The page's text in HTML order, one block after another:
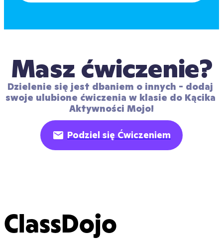
Masz ćwiczenie?
Dzielenie się jest dbaniem o innych - dodaj
swoje ulubione ćwiczenia w klasie do Kącika
Aktywności Mojo!
Podziel się Ćwiczeniem
ClassDojo